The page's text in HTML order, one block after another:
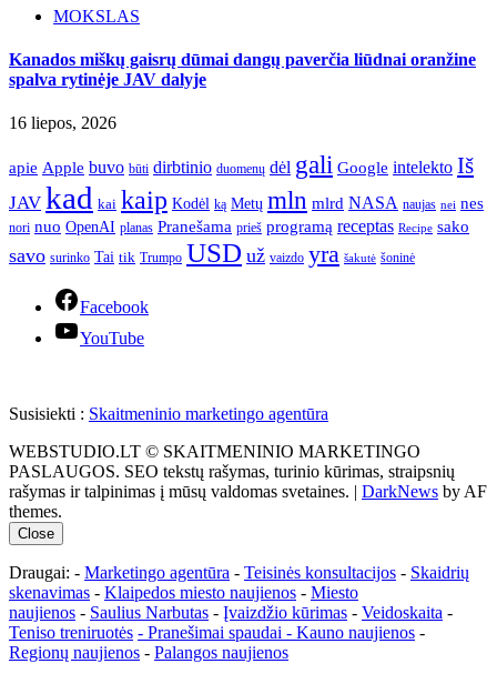
MOKSLAS
Kanados miškų gaisrų dūmai dangų paverčia liūdnai oranžine
spalva rytinėje JAV dalyje
16 liepos, 2026
apie Apple buvo būti dirbtinio duomenų dėl gali Google intelekto Iš
JAV kad kai kaip Kodėl ką Metų mln mlrd NASA naujas nei nes
nori nuo OpenAI planas Pranešama prieš programą receptas Recipe sako
savo surinko Tai tik Trumpo USD už vaizdo yra šakutė šoninė
Facebook
YouTube
Susisiekti : Skaitmeninio marketingo agentūra
WEBSTUDIO.LT © SKAITMENINIO MARKETINGO
PASLAUGOS. SEO tekstų rašymas, turinio kūrimas, straipsnių
rašymas ir talpinimas į mūsų valdomas svetaines. | DarkNews by AF
themes.
Close
Draugai: - Marketingo agentūra - Teisinės konsultacijos - Skaidrių
skenavimas - Klaipedos miesto naujienos - Miesto
naujienos - Saulius Narbutas - Įvaizdžio kūrimas - Veidoskaita -
Teniso treniruotės - Pranešimai spaudai - Kauno naujienos -
Regionų naujienos - Palangos naujienos